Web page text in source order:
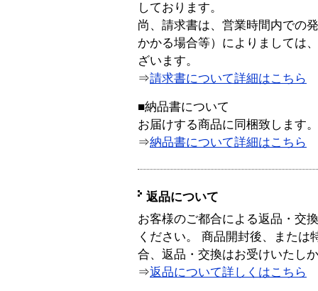
しております。
尚、請求書は、営業時間内での
かかる場合等）によりましては
ざいます。
⇒請求書について詳細はこちら
■納品書について
お届けする商品に同梱致します。
⇒納品書について詳細はこちら
返品について
お客様のご都合による返品・交
ください。 商品開封後、または
合、返品・交換はお受けいたし
⇒返品について詳しくはこちら